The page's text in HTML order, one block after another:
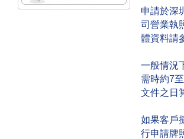
申請於深
司營業執
體資料請
一般情況
需時約7
文件之日
如果客戶
行申請牌